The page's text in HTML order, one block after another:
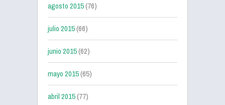
agosto 2015(76)
julio 2015(66)
junio 2015(62)
mayo 2015(65)
abril 2015(77)